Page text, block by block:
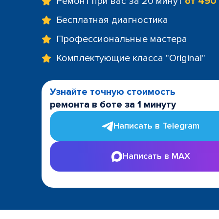
Бесплатная диагностика
Профессиональные мастера
Комплектующие класса "Original"
Узнайте точную стоимость
ремонта в боте за 1 минуту
Написать в Telegram
Написать в MAX